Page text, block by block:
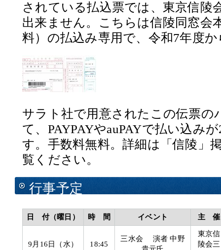
されている払込票では、東京信陵
出来ません。こちらは信陵同窓会
料）の払込み専用で、令和7年度
サラト社で用意されたこの伝票の
て、PAYPAYやauPAYで払い込み
す。手数料無料。詳細は「信陵」
覧ください。
行事予定
日 付（曜日） 時 間 イベント 主 催
9月16日（水） 18:45
三水会 演者 中野
東京信
陵会三